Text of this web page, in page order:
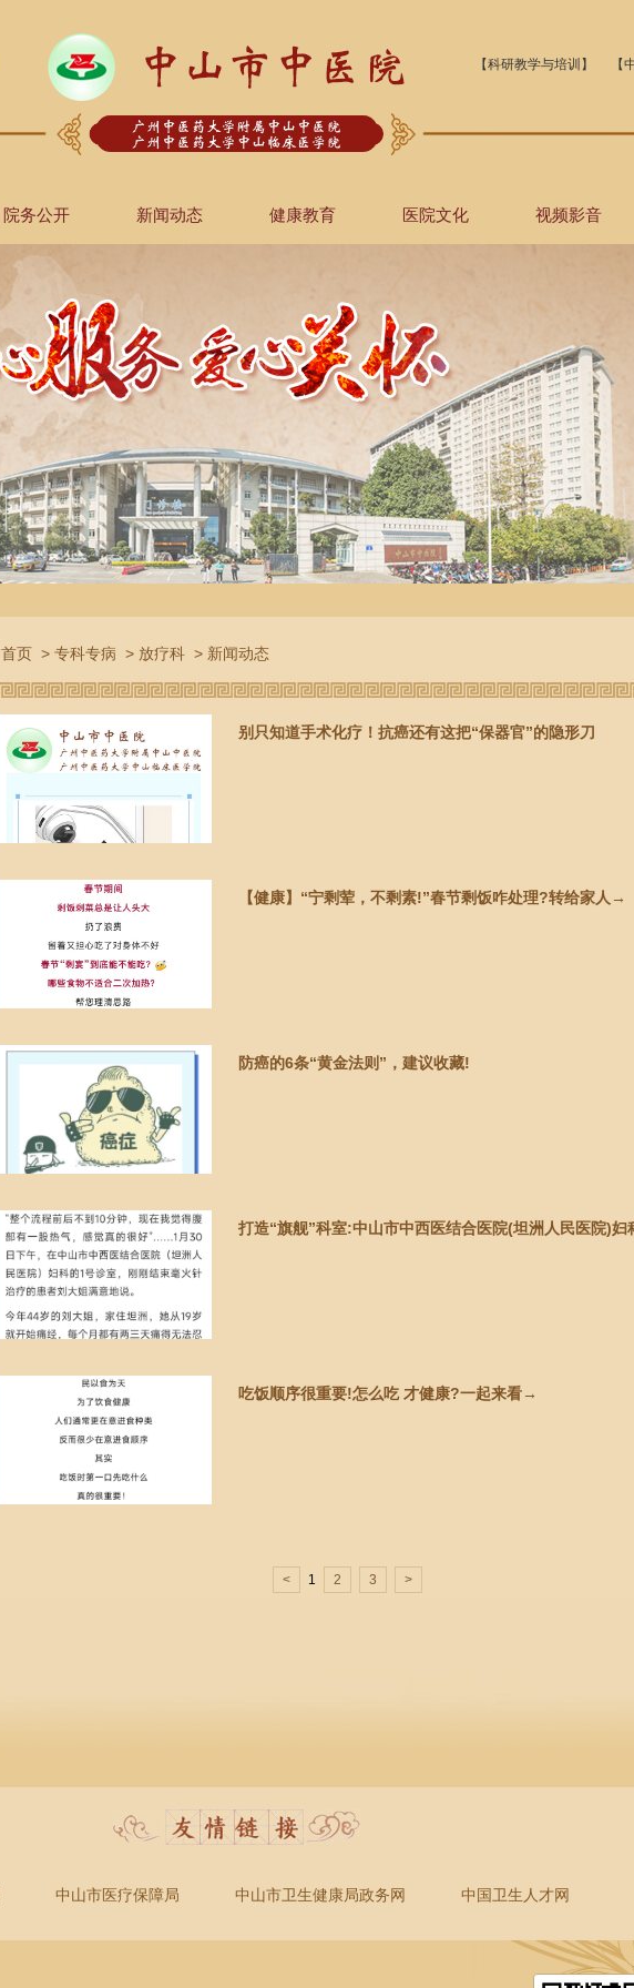
【科研教学与培训】 【
院务公开 新闻动态 健康教育 医院文化 视频影音
首页 > 专科专病 > 放疗科 > 新闻动态
别只知道手术化疗！抗癌还有这把“保器官”的隐形刀
【健康】“宁剩荤，不剩素!”春节剩饭咋处理?转给家人→
防癌的6条“黄金法则”，建议收藏!
打造“旗舰”科室:中山市中西医结合医院(坦洲人民医院)
吃饭顺序很重要!怎么吃 才健康?一起来看→
< 1 2 3 >
中山市医疗保障局 中山市卫生健康局政务网 中国卫生人才网